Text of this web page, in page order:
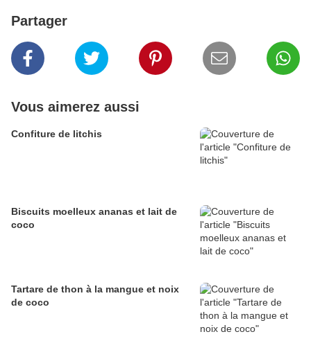
Partager
Vous aimerez aussi
Confiture de litchis
Biscuits moelleux ananas et lait de
coco
Tartare de thon à la mangue et noix
de coco